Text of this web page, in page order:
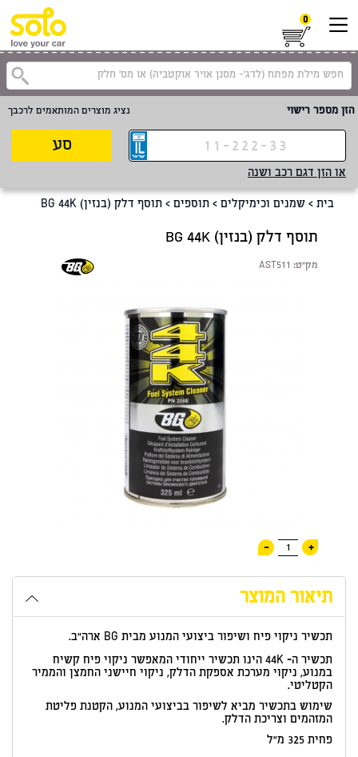
0
הזן מספר רישוי נציג מוצרים המותאמים לרכבך
סע
או הזן דגם רכב ושנה
בית > שמנים וכימיקלים > תוספים > תוסף דלק (בנזין) BG 44K
תוסף דלק (בנזין) BG 44K
מק"ט: AST511
+
1
-
תיאור המוצר
תכשיר ניקוי פיח ושיפור ביצועי המנוע מבית BG ארה”ב.
תכשיר ה- 44K הינו תכשיר ייחודי המאפשר ניקוי פיח קשיח
במנוע, ניקוי מערכת אספקת הדלק, ניקוי חיישני החמצן והממיר
הקטליטי.
שימוש בתכשיר מביא לשיפור בביצועי המנוע, הקטנת פליטת
המזהמים וצריכת הדלק.
פחית 325 מ”ל